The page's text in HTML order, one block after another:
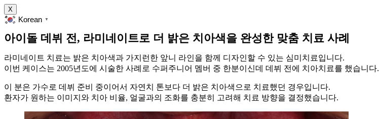
X
Korean ▼
아이돌 데뷔 전, 라미네이트로 더 밝은 치아색을 완성한 맞춤 치료 사례
라미네이트 치료는 밝은 치아색과 가지런한 앞니 라인을 함께 디자인할 수 있는 심미치료입니다.
이번 케이스는 2005년도에 시술한 사례로 수퍼주니어 멤버 중 한분이신데 데뷔 전에 치아치료를 했습니다.
이 분은 가수로 데뷔 준비 중이어서 자연치 톤보다 더 밝은 치아색으로 치료했던 경우입니다.
환자가 원하는 이미지와 치아 비율, 얼굴과의 조화를 충분히 고려해 치료 방향을 결정했습니다.